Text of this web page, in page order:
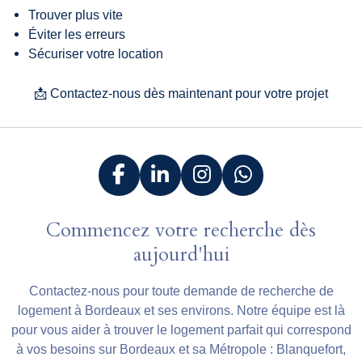
Trouver plus vite
Éviter les erreurs
Sécuriser votre location
📩 Contactez-nous dès maintenant pour votre projet
F
e
o
k
L
k
e
I
n
I
t
a
r
a
m
W
t
p
p
Commencez votre recherche dès
aujourd'hui
Contactez-nous pour toute demande de recherche de
logement à Bordeaux et ses environs. Notre équipe est là
pour vous aider à trouver le logement parfait qui correspond
à vos besoins sur Bordeaux et sa Métropole : Blanquefort,